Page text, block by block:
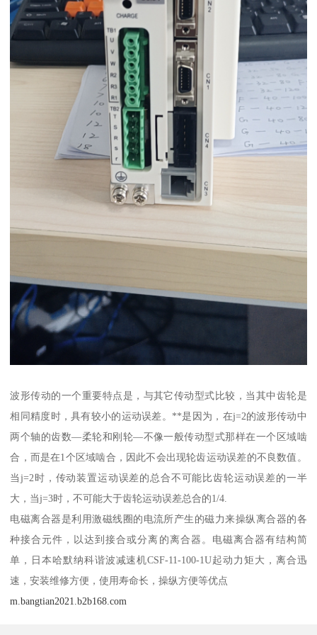
波形传动的一个重要特点是，与其它传动型式比较，当其中齿轮是
相同精度时，具有较小的运动误差。**是因为，在j=2的波形传动中
两个轴的齿数—柔轮和刚轮—不像一般传动型式那样在一个区域啮
合，而是在1个区域啮合，因此不会出现轮齿运动误差的不良数值。
当j=2时，传动装置运动误差的总合不可能比齿轮运动误差的一半
大，当j=3时，不可能大于齿轮运动误差总合的1/4.
电磁离合器是利用激磁线圈的电流所产生的磁力来操纵离合器的各
种接合元件，以达到接合或分离的离合器。电磁离合器有结构简
单，日本哈默纳科谐波减速机CSF-11-100-1U起动力矩大，离合迅
速，安装维修方便，使用寿命长，操纵方便等优点
m.bangtian2021.b2b168.com